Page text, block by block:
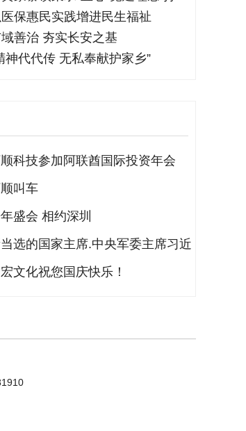
保惠民实践增进民生福祉
善治 夯实长安之基
神代代传 无私奉献护家乡”
科技参加阿联酋国际投资年会
叫车
盛会 相约深圳
选的国家主席.中央军委主席习近
文化祝您国庆快乐！